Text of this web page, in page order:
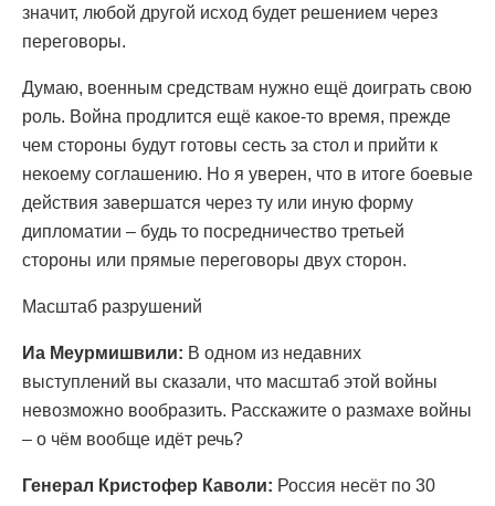
значит, любой другой исход будет решением через
переговоры.
Думаю, военным средствам нужно ещё доиграть свою
роль. Война продлится ещё какое-то время, прежде
чем стороны будут готовы сесть за стол и прийти к
некоему соглашению. Но я уверен, что в итоге боевые
действия завершатся через ту или иную форму
дипломатии – будь то посредничество третьей
стороны или прямые переговоры двух сторон.
Масштаб разрушений
Иа Меурмишвили: В одном из недавних
выступлений вы сказали, что масштаб этой войны
невозможно вообразить. Расскажите о размахе войны
– о чём вообще идёт речь?
Генерал Кристофер Каволи: Россия несёт по 30